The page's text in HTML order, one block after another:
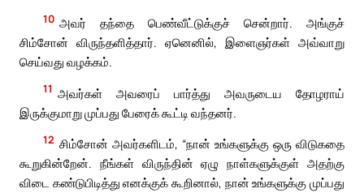
10 அவர் தந்தை பெண்வீட்டுக்குச் சென்றார். அங்குச்
சிம்சோன் விருந்தளித்தார். ஏனெனில், இளைஞர்கள் அவ்வாறு
செய்வது வழக்கம்.
11 அவர்கள் அவரைப் பார்த்து அவருடைய தோழராய்
இருக்குமாறு முப்பது பேரைக் கூட்டி வந்தனர்.
12 சிம்சோன் அவர்களிடம், “நான் உங்களுக்கு ஒரு விடுகதை
கூறுகின்றேன். நீங்கள் விருந்தின் ஏழு நாள்களுக்குள் அதற்கு
விடை கண்டுபிடித்து எனக்குக் கூறினால், நான் உங்களுக்கு முப்பது